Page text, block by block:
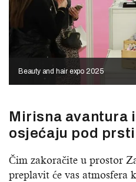
Beauty and hair expo 2025
Mirisna avantura
osjećaju pod
Čim zakoračite u prostor
preplavit će vas atmosfera